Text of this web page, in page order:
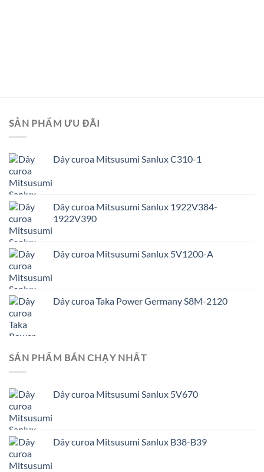
SẢN PHẨM ƯU ĐÃI
Dây curoa Mitsusumi Sanlux C310-1
Dây curoa Mitsusumi Sanlux 1922V384-
1922V390
Dây curoa Mitsusumi Sanlux 5V1200-A
Dây curoa Taka Power Germany S8M-2120
SẢN PHẨM BÁN CHẠY NHẤT
Dây curoa Mitsusumi Sanlux 5V670
Dây curoa Mitsusumi Sanlux B38-B39